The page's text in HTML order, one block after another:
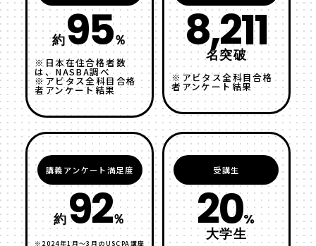
約95％
※日本在住合格者数
は、NASBA調べ
※アビタス全科目合格
者アンケート結果
8,211
名突破
※アビタス全科目合格
者アンケート結果
講義アンケート満足度
約 92％
※2024年1月～3月のUSCPA講座
受講生
20%
大学生